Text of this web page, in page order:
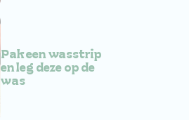
Pak een wasstrip
en leg deze op de
was